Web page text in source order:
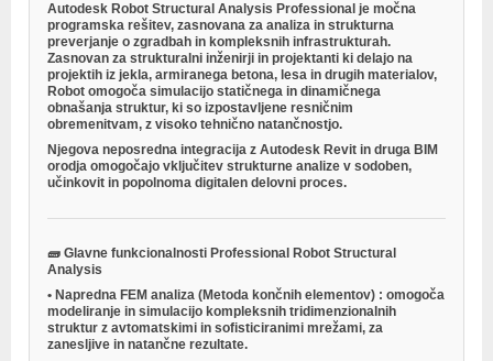
Autodesk Robot Structural Analysis Professional je močna
programska rešitev, zasnovana za analiza in strukturna
preverjanje o zgradbah in kompleksnih infrastrukturah.
Zasnovan za strukturalni inženirji in projektanti ki delajo na
projektih iz jekla, armiranega betona, lesa in drugih materialov,
Robot omogoča simulacijo statičnega in dinamičnega
obnašanja struktur, ki so izpostavljene resničnim
obremenitvam, z visoko tehnično natančnostjo.
Njegova neposredna integracija z Autodesk Revit in druga BIM
orodja omogočajo vključitev strukturne analize v sodoben,
učinkovit in popolnoma digitalen delovni proces.
🧱 Glavne funkcionalnosti Professional Robot Structural
Analysis
• Napredna FEM analiza (Metoda končnih elementov) : omogoča
modeliranje in simulacijo kompleksnih tridimenzionalnih
struktur z avtomatskimi in sofisticiranimi mrežami, za
zanesljive in natančne rezultate.